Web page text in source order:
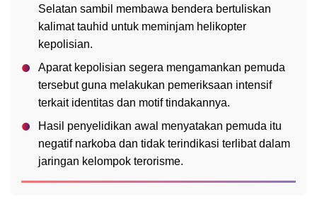
Selatan sambil membawa bendera bertuliskan
kalimat tauhid untuk meminjam helikopter
kepolisian.
Aparat kepolisian segera mengamankan pemuda
tersebut guna melakukan pemeriksaan intensif
terkait identitas dan motif tindakannya.
Hasil penyelidikan awal menyatakan pemuda itu
negatif narkoba dan tidak terindikasi terlibat dalam
jaringan kelompok terorisme.